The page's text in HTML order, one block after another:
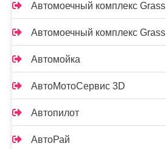
Автомоечный комплекс Grass
Автомоечный комплекс Grass
Автомойка
АвтоМотоСервис 3D
Автопилот
АвтоРай